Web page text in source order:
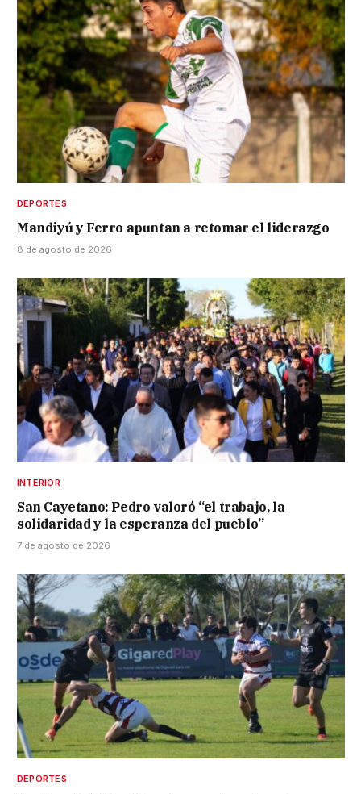
DEPORTES
Mandiyú y Ferro apuntan a retomar el liderazgo
8 de agosto de 2026
INTERIOR
San Cayetano: Pedro valoró “el trabajo, la
solidaridad y la esperanza del pueblo”
7 de agosto de 2026
DEPORTES